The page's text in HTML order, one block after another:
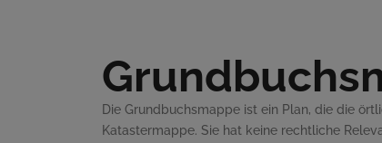
Die Grundbuchsmappe ist ein Plan, die die
Katastermappe. Sie hat keine rechtliche